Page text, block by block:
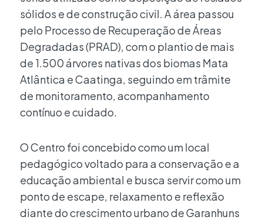
sólidos e de construção civil. A área passou
pelo Processo de Recuperação de Áreas
Degradadas (PRAD), com o plantio de mais
de 1.500 árvores nativas dos biomas Mata
Atlântica e Caatinga, seguindo em trâmite
de monitoramento, acompanhamento
contínuo e cuidado.
O Centro foi concebido como um local
pedagógico voltado para a conservação e a
educação ambiental e busca servir como um
ponto de escape, relaxamento e reflexão
diante do crescimento urbano de Garanhuns